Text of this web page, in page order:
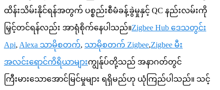
ထိန်းသိမ်းနိုင်ရန်အတွက် ပစ္စည်းစီမံခန့်ခွဲမှုနှင့် QC နည်းလမ်းကို
မြှင့်တင်ရန်လည်း အာရုံစိုက်နေပါသည်။Zigbee Hub ဒေသတွင်း
Api, Alexa သာမိုစတက်, သာမိုစတက် Zigbee,Zigbee မီး
အလင်းရောင်ကိရိယာများကျွန်ုပ်တို့သည် အနာဂတ်တွင်
ကြီးမားသောအောင်မြင်မှုများ ရရှိမည်ဟု ယုံကြည်ပါသည်။ သင့်